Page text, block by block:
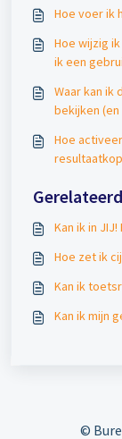
Hoe voer ik
Hoe wijzig
ik een
Waar kan ik
bekijken
Hoe
Kan ik in
Hoe zet ik
Kan ik
Kan ik mijn
©